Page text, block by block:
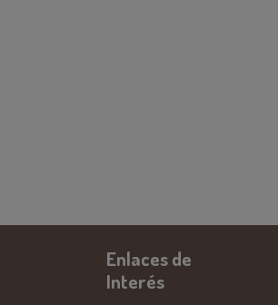
Enlaces de
Interés